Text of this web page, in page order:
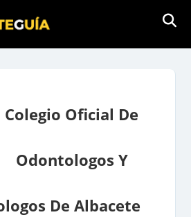
Colegio Oficial De
Odontologos Y
De Albacete